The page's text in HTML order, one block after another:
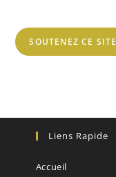
SOUTENEZ CE SITE
Liens Rapide
Accueil